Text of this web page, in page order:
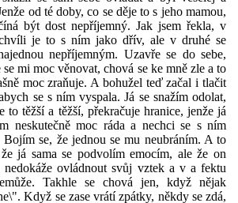
od té doby, co se děje to s jeho mamou,
být dost nepříjemný. Jak jsem řekla, v
je to s ním jako dřív, ale v druhé se
nepříjemným. Uzavře se do sebe,
se mi moc věnovat, chová se ke mně zle a to
moc zraňuje. A bohužel teď začal i tlačit
se s ním vyspala. Já se snažím odolat,
to těžší a těžší, překračuje hranice, jenže já
neskutečně moc ráda a nechci se s ním
Bojím se, že jednou se mu neubráním. A to
já sama se podvolím emocím, ale že on
nedokáže ovládnout svůj vztek a v a fektu
Takhle se chová jen, když nějak
Když se zase vrátí zpátky, někdy se zdá,